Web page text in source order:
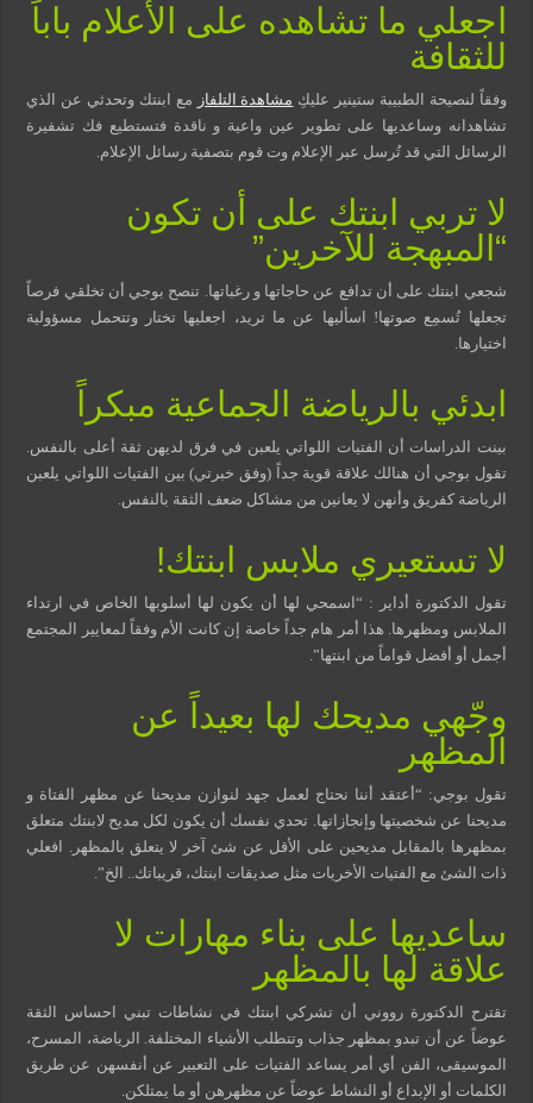
اجعلي ما تشاهده على الأعلام باباً
للثقافة
وفقاً لنصيحة الطبيبة ستينير عليكِ مشاهدة التلفاز مع ابنتك وتحدثي عن الذي
تشاهدانه وساعديها على تطوير عين واعية و ناقدة فتستطيع فك تشفيرة
الرسائل التي قد تُرسل عبر الإعلام وت قوم بتصفية رسائل الإعلام.
لا تربي ابنتك على أن تكون
“المبهجة للآخرين”
شجعي ابنتك على أن تدافع عن حاجاتها و رغباتها. تنصح بوجي أن تخلقي فرصاً
تجعلها تُسمِع صوتها! اسأليها عن ما تريد، اجعليها تختار وتتحمل مسؤولية
اختيارها.
ابدئي بالرياضة الجماعية مبكراً
بينت الدراسات أن الفتيات اللواتي يلعبن في فرق لديهن ثقة أعلى بالنفس.
تقول بوجي أن هنالك علاقة قوية جداً (وفق خبرتي) بين الفتيات اللواتي يلعبن
الرياضة كفريق وأنهن لا يعانين من مشاكل ضعف الثقة بالنفس.
لا تستعيري ملابس ابنتك!
تقول الدكتورة أداير : “اسمحي لها أن يكون لها أسلوبها الخاص في ارتداء
الملابس ومظهرها. هذا أمر هام جداً خاصة إن كانت الأم وفقاً لمعايير المجتمع
أجمل أو أفضل قواماً من ابنتها”.
وجّهي مديحك لها بعيداً عن
المظهر
تقول بوجي: “أعتقد أننا نحتاج لعمل جهد لنوازن مديحنا عن مظهر الفتاة و
مديحنا عن شخصيتها وإنجازاتها. تحدي نفسك أن يكون لكل مديح لابنتك متعلق
بمظهرها بالمقابل مديحين على الأقل عن شئ آخر لا يتعلق بالمظهر. افعلي
ذات الشئ مع الفتيات الأخريات مثل صديقات ابنتك، قريباتك.. الخ”.
ساعديها على بناء مهارات لا
علاقة لها بالمظهر
تقترح الدكتورة رووني أن تشركي ابنتك في نشاطات تبني احساس الثقة
عوضاً عن أن تبدو بمظهر جذاب وتتطلب الأشياء المختلفة. الرياضة، المسرح،
الموسيقى، الفن أي أمر يساعد الفتيات على التعبير عن أنفسهن عن طريق
الكلمات أو الإبداع أو النشاط عوضاً عن مظهرهن أو ما يمتلكن.